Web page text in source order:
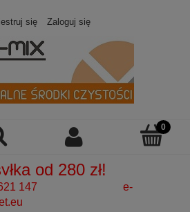
się Zaloguj się
od 280 zł!
621 147 e-